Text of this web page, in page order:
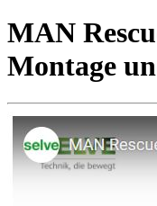
MAN
Montage